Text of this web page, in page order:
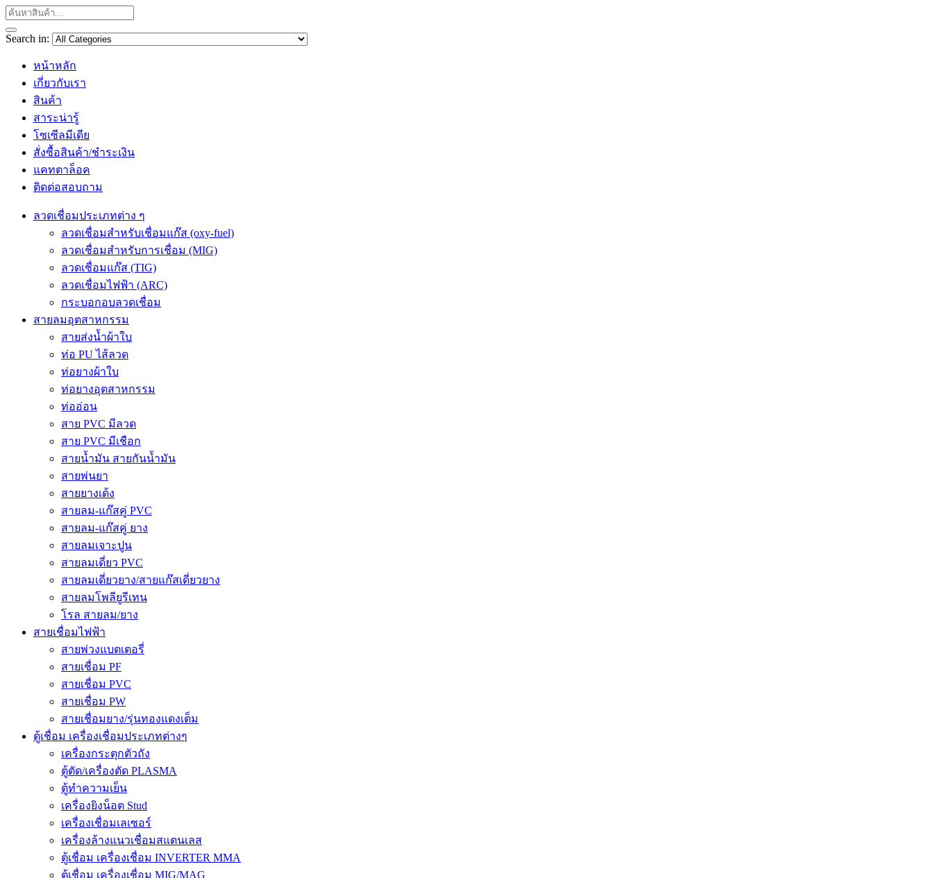
Search in:
หน้าหลัก
เกี่ยวกับเรา
สินค้า
สาระน่ารู้
โซเซีลมีเดีย
สั่งซื้อสินค้า/ชำระเงิน
แคทตาล็อค
ติดต่อสอบถาม
ลวดเชื่อมประเภทต่าง ๆ
ลวดเชื่อมสำหรับเชื่อมแก๊ส (oxy-fuel)
ลวดเชื่อมสำหรับการเชื่อม (MIG)
ลวดเชื่อมแก๊ส (TIG)
ลวดเชื่อมไฟฟ้า (ARC)
กระบอกอบลวดเชื่อม
สายลมอุตสาหกรรม
สายส่งน้ำผ้าใบ
ท่อ PU ไส้ลวด
ท่อยางผ้าใบ
ท่อยางอุตสาหกรรม
ท่ออ่อน
สาย PVC มีลวด
สาย PVC มีเชือก
สายน้ำมัน สายกันน้ำมัน
สายพ่นยา
สายยางเด้ง
สายลม-แก๊สคู่ PVC
สายลม-แก๊สคู่ ยาง
สายลมเจาะปูน
สายลมเดี่ยว PVC
สายลมเดี่ยวยาง/สายแก๊สเดี่ยวยาง
สายลมโพลียูรีเทน
โรล สายลม/ยาง
สายเชื่อมไฟฟ้า
สายพ่วงแบตเตอรี่
สายเชื่อม PF
สายเชื่อม PVC
สายเชื่อม PW
สายเชื่อมยาง/รุ่นทองแดงเต็ม
ตู้เชื่อม เครื่องเชื่อมประเภทต่างๆ
เครื่องกระตุกตัวถัง
ตู้ตัด/เครื่องตัด PLASMA
ตู้ทำความเย็น
เครื่องยิงน็อต Stud
เครื่องเชื่อมเลเซอร์
เครื่องล้างแนวเชื่อมสแตนเลส
ตู้เชื่อม เครื่องเชื่อม INVERTER MMA
ตู้เชื่อม เครื่องเชื่อม MIG/MAG